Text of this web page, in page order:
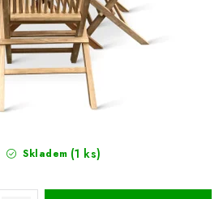
Skladem (1 ks)